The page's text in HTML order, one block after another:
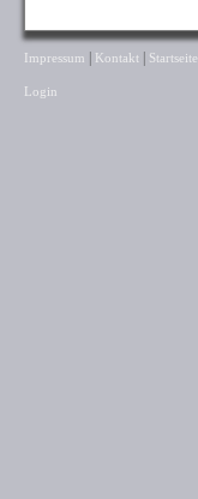
Impressum Kontakt Startseite
Login